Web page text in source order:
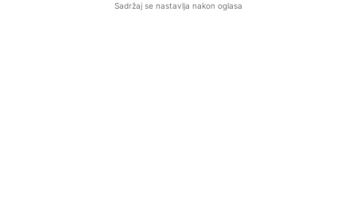
Sadržaj se nastavlja nakon oglasa